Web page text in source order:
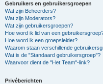
Gebruikers en gebruikersgroepen
Wat zijn Beheerders?
Wat zijn Moderators?
Wat zijn gebruikersgroepen?
Hoe word ik lid van een
Hoe word ik een groepsleider?
Waarom staan verschillende
Wat is de "Standaard gebruikersgroep"?
Waarvoor dient de "Het Team"-link?
Privéberichten